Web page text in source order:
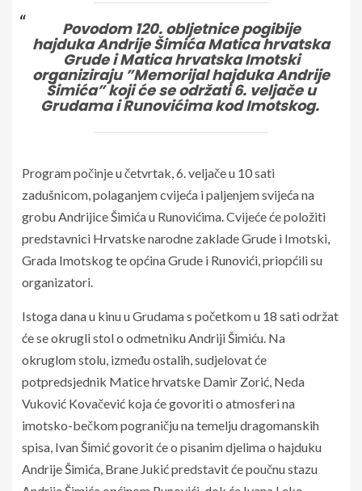
Povodom 120. obljetnice pogibije
hajduka Andrije Šimića Matica hrvatska
Grude i Matica hrvatska Imotski
organiziraju ”Memorijal hajduka Andrije
Šimića” koji će se održati 6. veljače u
Grudama i Runovićima kod Imotskog.
Program počinje u četvrtak, 6. veljače u 10 sati
zadušnicom, polaganjem cvijeća i paljenjem svijeća na
grobu Andrijice Šimića u Runovićima. Cvijeće će položiti
predstavnici Hrvatske narodne zaklade Grude i Imotski,
Grada Imotskog te općina Grude i Runovići, priopćili su
organizatori.
Istoga dana u kinu u Grudama s početkom u 18 sati održat
će se okrugli stol o odmetniku Andriji Šimiću. Na
okruglom stolu, između ostalih, sudjelovat će
potpredsjednik Matice hrvatske Damir Zorić, Neda
Vuković Kovačević koja će govoriti o atmosferi na
imotsko-bečkom pograničju na temelju dragomanskih
spisa, Ivan Šimić govorit će o pisanim djelima o hajduku
Andrije Šimića, Brane Jukić predstavit će poučnu stazu